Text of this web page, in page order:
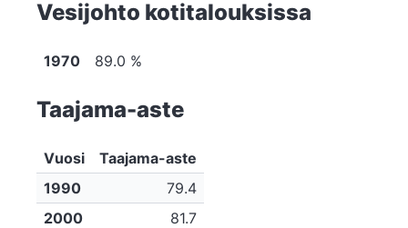
Vesijohto kotitalouksissa
1970 89.0 %
Taajama-aste
Vuosi
Taajama-aste
1990
79.4
2000
81.7